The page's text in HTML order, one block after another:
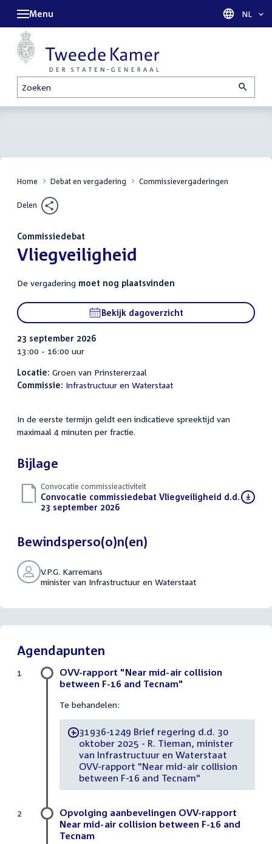
Zoeken
Menu Taal
NL
Home Debat en vergadering Commissievergaderingen
Delen
Commissiedebat
:Vliegveiligheid
De vergadering moet nog plaatsvinden
Bekijk dagoverzicht
23 september 2026
13:00 - 16:00 uur
Locatie: Groen van Prinstererzaal
Commissie: Infrastructuur en Waterstaat
In de eerste termijn geldt een indicatieve spreektijd van
maximaal 4 minuten per fractie.
Bijlage
Convocatie commissieactiviteit
Download
bestand:
Convocatie commissiedebat Vliegveiligheid d.d.
23 september 2026(PDF)
Bewindsperso(o)n(en)
V.P.G. Karremans
minister van Infrastructuur en Waterstaat
Agendapunten
OVV-rapport "Near mid-air collision
between F-16 and Tecnam"
Te behandelen:
-31936-1249 Brief regering d.d. 30
oktober 2025 - R. Tieman, minister
van Infrastructuur en Waterstaat
OVV-rapport "Near mid-air collision
between F-16 and Tecnam"
1
Opvolging aanbevelingen OVV-rapport
Near mid-air collision between F-16 and
Tecnam
2